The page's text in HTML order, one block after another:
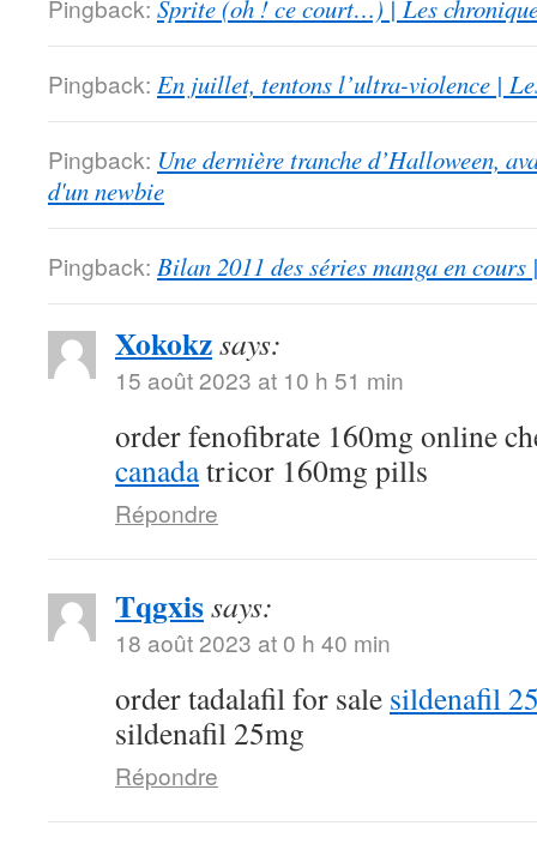
Pingback: Sprite (oh ! ce court…) | Les
Pingback: En juillet, tentons l’ultra-violence |
Pingback: Une dernière tranche d’Halloween,
d'un newbie
Pingback: Bilan 2011 des séries manga en
Xokokzsays:
15 août 2023 at 10 h 51 min
order fenofibrate 160mg online
canadatricor 160mg pills
Répondre
Tqgxissays:
18 août 2023 at 0 h 40 min
order tadalafil for sale sildenafil
sildenafil 25mg
Répondre